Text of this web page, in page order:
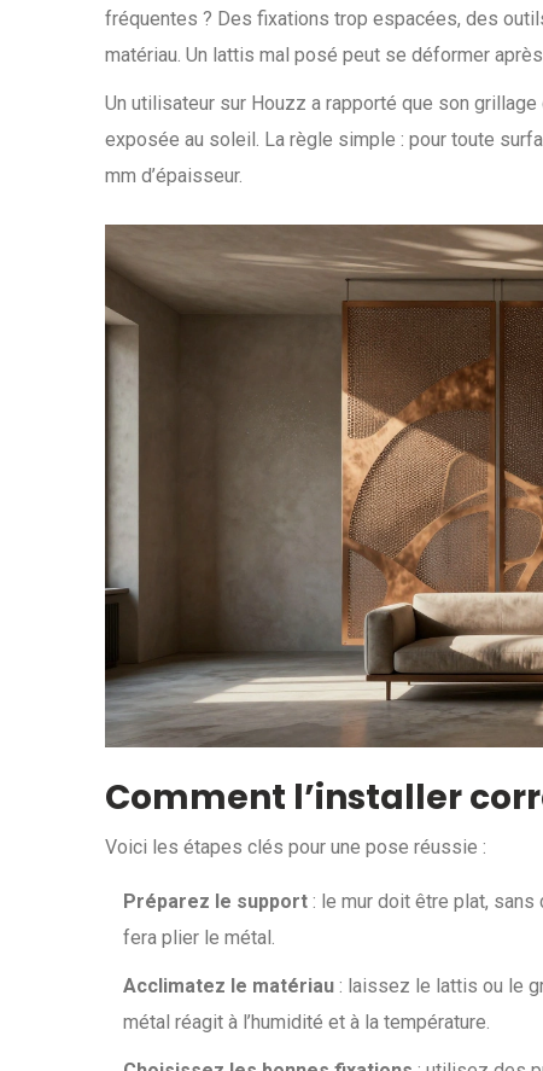
fréquentes ? Des fixations trop espacées, des
matériau. Un lattis mal posé peut se déformer
Un utilisateur sur Houzz a rapporté que son
exposée au soleil. La règle simple : pour toute
mm d’épaisseur.
Comment l’installer
Voici les étapes clés pour une pose réussie :
Préparez le support : le mur doit être plat, sans
fera plier le métal.
Acclimatez le matériau : laissez le lattis ou le
métal réagit à l’humidité et à la température.